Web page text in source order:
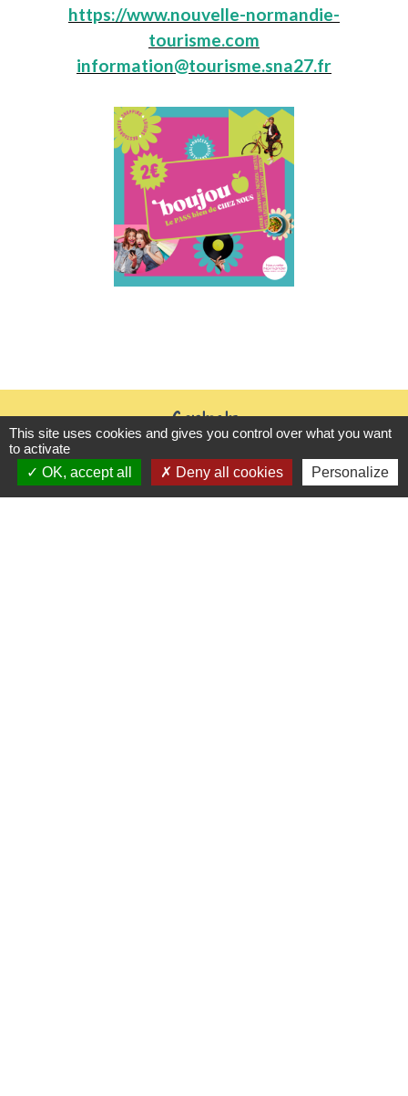
https://www.nouvelle-normandie-
tourisme.com
information@tourisme.sna27.fr
Contacts
Mairie de Gasny
42 rue de Paris
This site uses cookies and gives you control over what you want
to activate
OK, accept all
Deny all cookies Personalize